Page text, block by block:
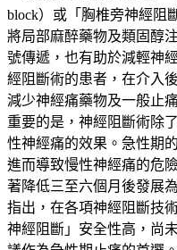
block）或「胸椎旁神經阻
將局部麻醉藥物及類固醇
號傳遞，也有助於減輕神
經阻斷術的患者，在介入
減少神經痛藥物及一般止
重要的是，神經阻斷術除
性神經痛的效果。急性期
進而導致慢性神經痛的危
著降低三至六個月後發展
指出，在各項神經阻斷技
神經阻斷」安全性高，尚